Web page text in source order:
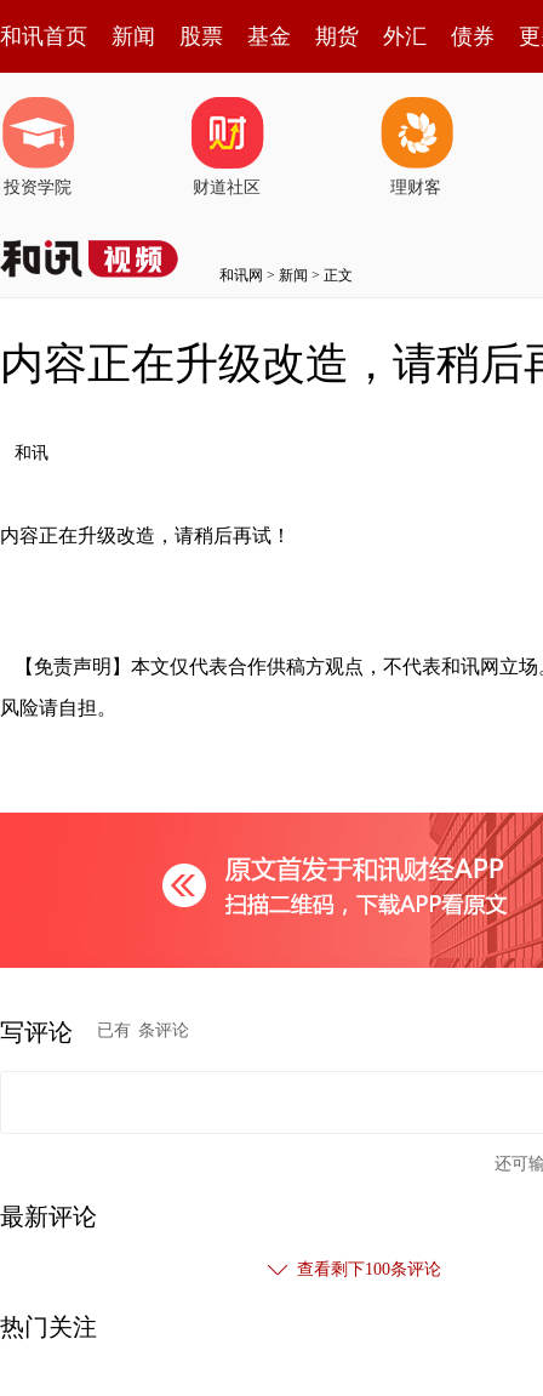
和讯首页 新闻 股票 基金 期货 外汇 债券
投资学院 财道社区 理财客
和讯网 > 新闻 > 正文
内容正在升级改造，请稍后
和讯
内容正在升级改造，请稍后再试！
【免责声明】本文仅代表合作供稿方观点，不代表和讯网立
风险请自担。
写评论 已有 条评论
还可
最新评论
查看剩下100条评论
热门关注